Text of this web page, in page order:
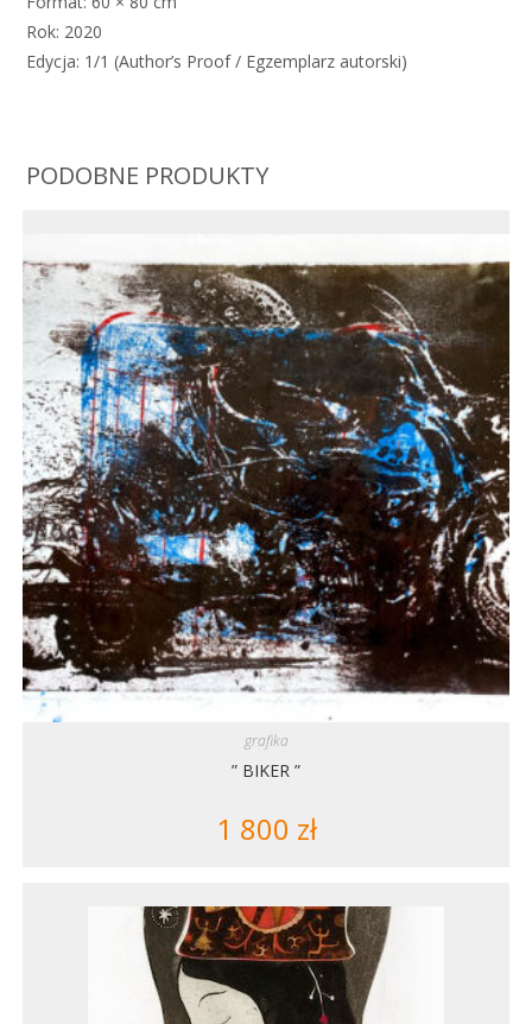
Rok: 2020
Edycja: 1/1 (Author’s Proof / Egzemplarz autorski)
PODOBNE PRODUKTY
grafika
” BIKER ”
1 800 zł